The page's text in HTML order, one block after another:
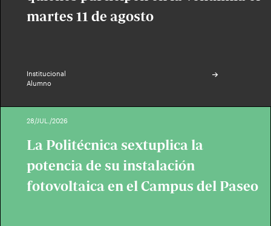
martes 11 de agosto
Institucional
Alumno
28/JUL./2026
La Politécnica sextuplica la
potencia de su instalación
fotovoltaica en el Campus del Paseo